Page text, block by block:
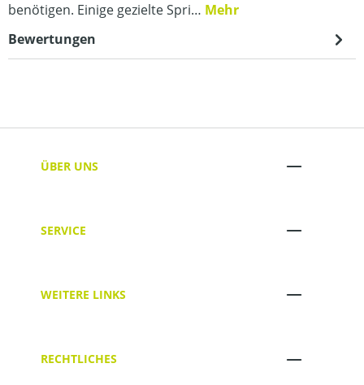
benötigen. Einige gezielte Spri… Mehr
Bewertungen
ÜBER UNS
SERVICE
WEITERE LINKS
RECHTLICHES